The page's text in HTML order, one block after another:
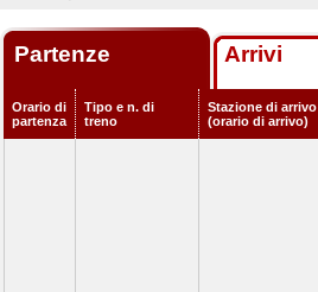
Partenze Arrivi
Orario di
partenza
Tipo e n. di
treno
Stazione di arrivo
(orario di arrivo)